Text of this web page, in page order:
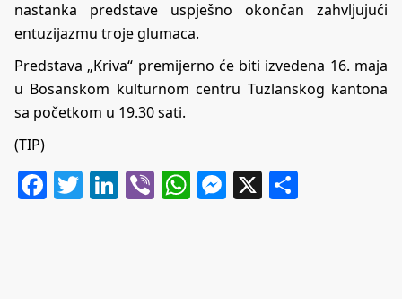
nastanka predstave uspješno okončan zahvljujući
entuzijazmu troje glumaca.
Predstava „Kriva“ premijerno će biti izvedena 16. maja
u Bosanskom kulturnom centru Tuzlanskog kantona
sa početkom u 19.30 sati.
(TIP)
Facebook
Twitter
LinkedIn
ViberWhatsApp
Messenger
X